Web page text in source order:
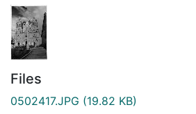
Files
0502417.JPG (19.82 KB)